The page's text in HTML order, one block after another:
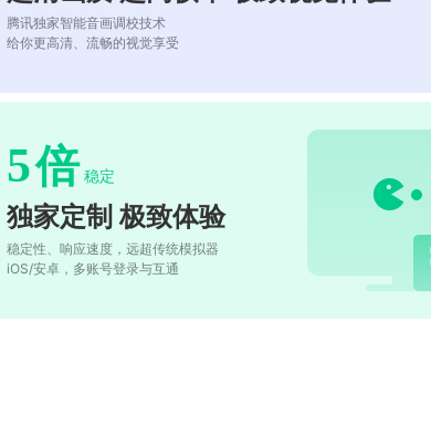
腾讯独家智能音画调校技术
给你更高清、流畅的视觉享受
5倍 稳定
独家定制 极致体验
稳定性、响应速度，远超传统模拟器
iOS/安卓，多账号登录与互通